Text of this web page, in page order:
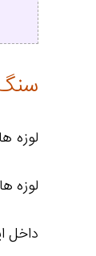
لوزه
لوزه
داخل